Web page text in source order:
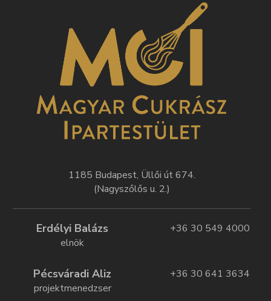
1185 Budapest, Üllői út 674.
(Nagyszőlős u. 2.)
Erdélyi Balázs
elnök
+36 30 549 4000
Pécsváradi Aliz
projektmenedzser
+36 30 641 3634